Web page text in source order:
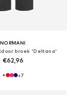
NORMANI
broek 'Deltana'
€62,96
+7